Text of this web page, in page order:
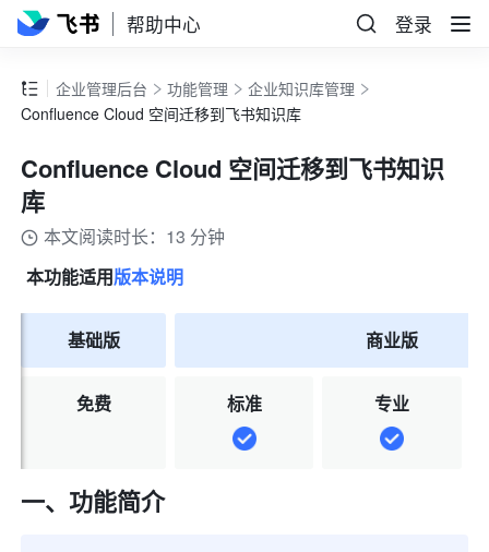
帮助中心 登录
企业管理后台 功能管理
企业知识库管理
Confluence Cloud 空间迁移到飞书知识库
Confluence Cloud 空间迁移到飞书知识
库
本文阅读时长：13 分钟
本功能适用版本说明
基础版
免费
商业版
标准 专业
一、功能简介